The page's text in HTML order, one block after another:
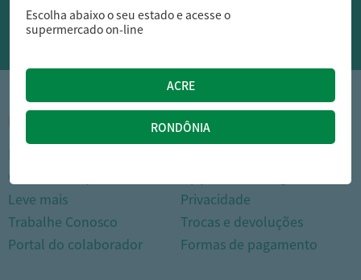
RECEBER OFERTAS
INSTITUCIONAL
Cartão Arasuper
Leve mais
Trabalhe Conosco
Portal do colaborador
DÚVIDAS FREQUENTES
Privacidade
Trocas e devoluções
Formas de pagamento
Escolha abaixo o seu estado e acesse o
supermercado on-line